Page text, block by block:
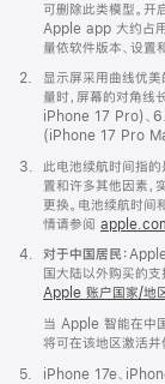
可删除此类模型。开
Apple app 大约占
量依软件版本、设置
脚
2.
显示屏采用曲线优美
量时，屏幕的对角
iPhone 17 Pro)、
(iPhone 17 Pro
脚
3.
此电池续航时间指
置和许多其他因素，
更换。电池续航时间
情请参阅
脚
4. 对于中国居民：
国大陆以外购买的
Apple 账户国家/地
当 Apple 智能在中
将可在该地区激活并
脚
5.
iPhone 17e、